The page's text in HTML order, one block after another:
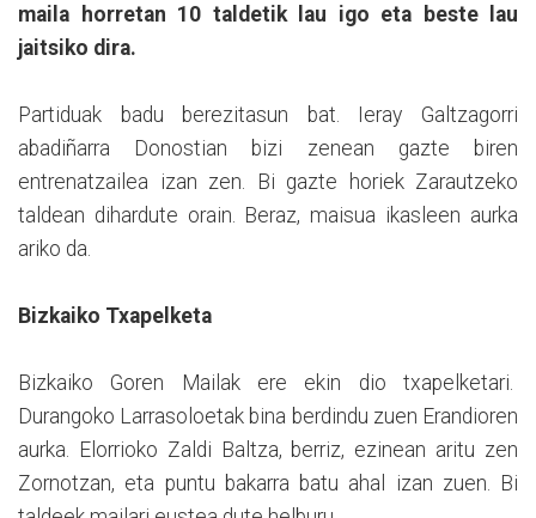
maila horretan 10 taldetik lau igo eta beste lau
jaitsiko dira.
Partiduak badu berezitasun bat. Ieray Galtzagorri
abadiñarra Donostian bizi zenean gazte biren
entrenatzailea izan zen. Bi gazte horiek Zarautzeko
taldean dihardute orain. Beraz, maisua ikasleen aurka
ariko da.
Bizkaiko Txapelketa
Bizkaiko Goren Mailak ere ekin dio txapelketari.
Durangoko Larrasoloetak bina berdindu zuen Erandioren
aurka. Elorrioko Zaldi Baltza, berriz, ezinean aritu zen
Zornotzan, eta puntu bakarra batu ahal izan zuen. Bi